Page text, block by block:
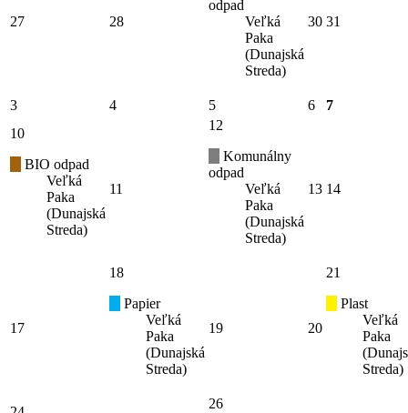
27 28
odpad
Veľká
Paka
(Dunajská
Streda)
30 31
3 4 5 6
7
10
BIO odpad
Veľká
Paka
(Dunajská
Streda)
11
12
Komunálny
odpad
Veľká
Paka
(Dunajská
Streda)
13 14
17
18
Papier
Veľká
Paka
(Dunajská
Streda)
19 20
21
Plast
Veľká
Paka
Streda)
26